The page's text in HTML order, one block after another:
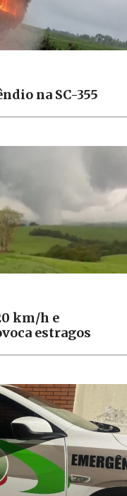
na SC-355
km/h e
estragos